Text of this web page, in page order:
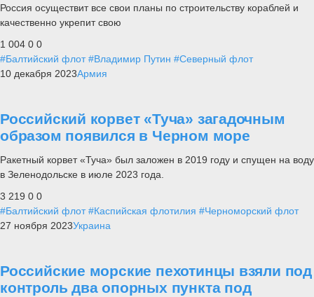
Россия осуществит все свои планы по строительству кораблей и
качественно укрепит свою
1 004 0 0
#Балтийский флот #Владимир Путин #Северный флот
10 декабря 2023Армия
Российский корвет «Туча» загадочным
образом появился в Черном море
Ракетный корвет «Туча» был заложен в 2019 году и спущен на воду
в Зеленодольске в июле 2023 года.
3 219 0 0
#Балтийский флот #Каспийская флотилия #Черноморский флот
27 ноября 2023Украина
Российские морские пехотинцы взяли под
контроль два опорных пункта под